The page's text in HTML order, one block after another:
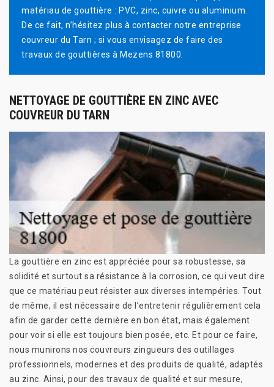
matériau de gouttière : PVC, zinc, cuivre ou aluminium.
De ce fait, n’hésitez plus à contacter notre entreprise
couvreur du Tarn ; si vous envisagez de faire des
travaux de gouttières à Mezens 81800.
NETTOYAGE DE GOUTTIÈRE EN ZINC AVEC
COUVREUR DU TARN
La gouttière en zinc est appréciée pour sa robustesse, sa
solidité et surtout sa résistance à la corrosion, ce qui veut dire
que ce matériau peut résister aux diverses intempéries. Tout
de même, il est nécessaire de l’entretenir régulièrement cela
afin de garder cette dernière en bon état, mais également
pour voir si elle est toujours bien posée, etc. Et pour ce faire,
nous munirons nos couvreurs zingueurs des outillages
professionnels, modernes et des produits de qualité, adaptés
au zinc. Ainsi, pour des travaux de qualité et sur mesure,